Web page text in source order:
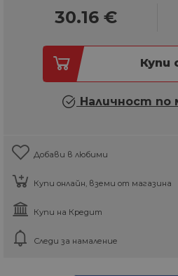
30.16 €
Купи
Наличност по
Добави в любими
Купи онлайн, вземи от магазина
Купи на Кредит
Следи за намаление